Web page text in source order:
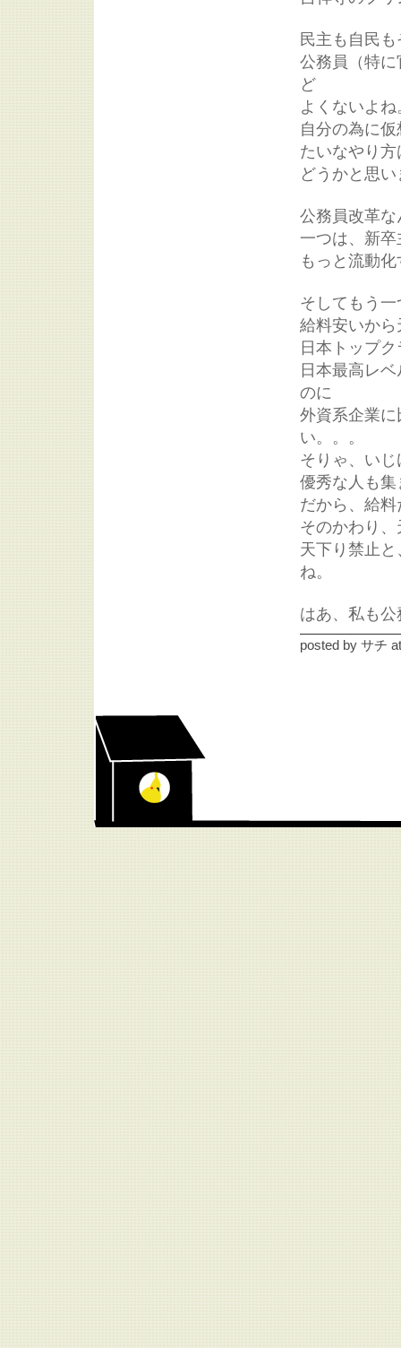
民主も自民
公務員（特
ど
よくないよね
自分の為に
たいなやり方
どうかと思
公務員改革
一つは、新
もっと流動
そしてもう
給料安いか
日本トップ
日本最高レ
のに
外資系企業
い。。。
そりゃ、い
優秀な人も
だから、給
そのかわり
天下り禁止
ね。
はあ、私も
posted by サチ